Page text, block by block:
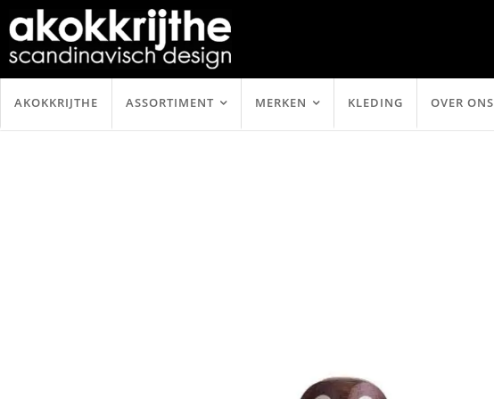
AKOKKRIJTHE ASSORTIMENT MERKEN KLEDING OVER ONS